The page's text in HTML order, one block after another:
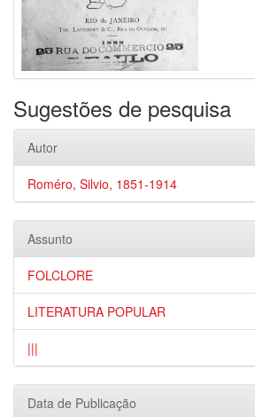
Sugestões de pesquisa
Autor
Roméro, Silvio, 1851-1914
Assunto
FOLCLORE
LITERATURA POPULAR
|||
Data de Publicação